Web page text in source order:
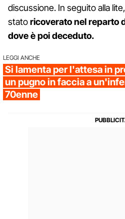
discussione. In seguito alla
statoricoverato nel reparto
dove è poi deceduto.
LEGGI ANCHE
Si lamenta per l'attesa in
un pugno in faccia a
70enne